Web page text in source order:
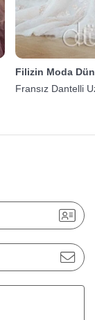
Filizin Moda
Fransız Dantelli